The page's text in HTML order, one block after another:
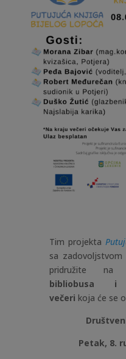
Tim projekta
sa
pridružite na
bibliobusa i
večeri koja će se
Petak, 8.